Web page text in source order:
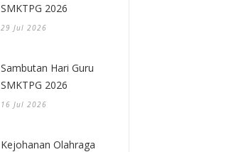
SMKTPG 2026
29 Jul 2026
Sambutan Hari Guru
SMKTPG 2026
16 Jul 2026
Kejohanan Olahraga